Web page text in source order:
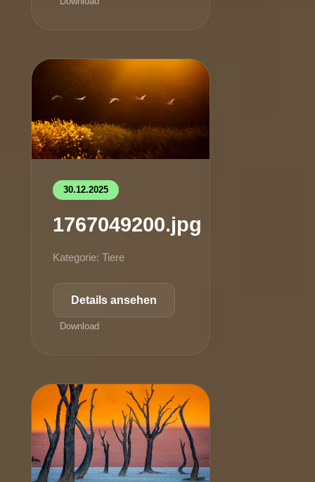
30.12.2025
1767049200.jpg
Kategorie: Tiere
Details ansehen
Download